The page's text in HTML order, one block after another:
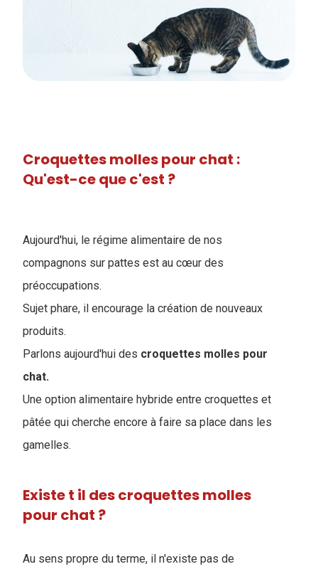
Croquettes molles pour chat :
Qu'est-ce que c'est ?
Aujourd'hui, le régime alimentaire de nos
compagnons sur pattes est au cœur des
préoccupations.
Sujet phare, il encourage la création de nouveaux
produits.
Parlons aujourd'hui des croquettes molles pour
chat.
Une option alimentaire hybride entre croquettes et
pâtée qui cherche encore à faire sa place dans les
gamelles.
Existe t il des croquettes molles
pour chat ?
Au sens propre du terme, il n'existe pas de